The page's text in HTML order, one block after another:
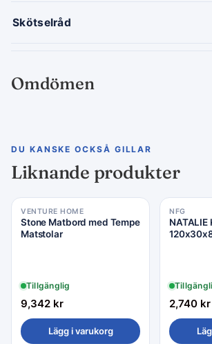
Skötselråd
Omdömen
DU KANSKE OCKSÅ GILLAR
Liknande produkter
VENTURE HOME
Stone Matbord med Tempe
Matstolar
Tillgänglig
9,342 kr
Lägg i varukorg
NFG
2,740 kr